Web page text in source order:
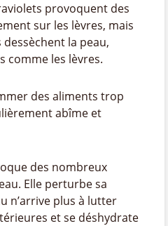
provoquent des
sur les lèvres, mais
la peau,
comme les lèvres.
des aliments trop
abîme et
des nombreux
Elle perturbe sa
n’arrive plus à lutter
et se déshydrate